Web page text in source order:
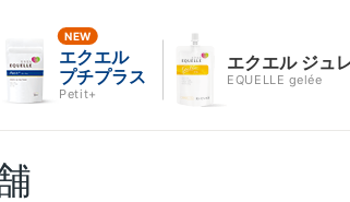
エクエル
プチプラス
Petit+
エクエル ジュ
EQUELLE gelée